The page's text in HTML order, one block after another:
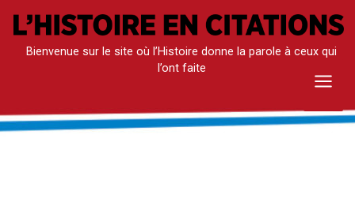
Aller
contenuBienvenue sur le site où l’Histoire donne la parole à ceux qui
l’ont faite
Main